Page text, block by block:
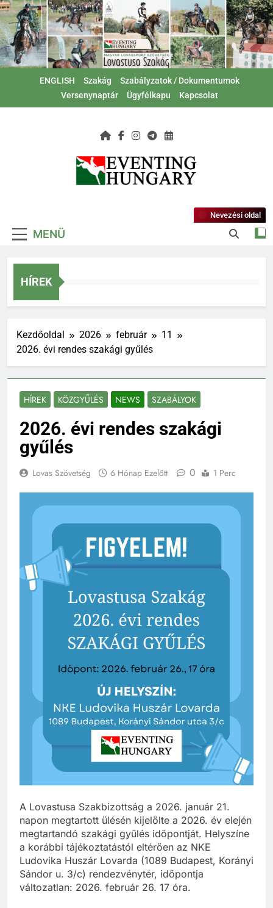
Ugrás
a
tartalomra
ENGLISH Szakág
Szabályzatok / Dokumentumok
Versenynaptár
Ügyfélkapu Kapcsolat
Magyar Lovas
Szövetség –
MENÜ
Nevezési oldal
HÍREK
Kezdőoldal 2026 február
11
2026. évi rendes szakági gyűlés
HÍREK KÖZGYŰLÉS NEWS SZABÁLYOK
2026. évi rendes szakági
gyűlés
Lovas Szövetség 6 Hónap Ezelőtt 0 1 Perc
A Lovastusa Szakbizottság a 2026. január 21.
napon megtartott ülésén kijelölte a 2026. év elején
megtartandó szakági gyűlés időpontját. Helyszíne
a korábbi tájékoztatástól eltérően az NKE
Ludovika Huszár Lovarda (1089 Budapest, Korányi
Sándor u. 3/c) rendezvénytér, időpontja
változatlan: 2026. február 26. 17 óra.